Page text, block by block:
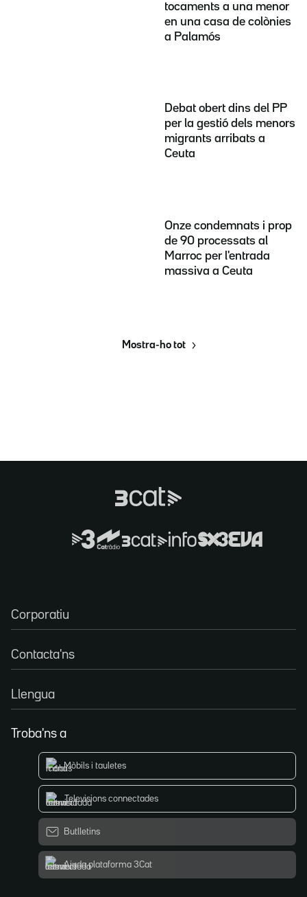
tocaments a una menor
en una casa de colònies
a Palamós
Debat obert dins del PP
per la gestió dels menors
migrants arribats a
Ceuta
Onze condemnats i prop
de 90 processats al
Marroc per l'entrada
massiva a Ceuta
Mostra-ho tot
Corporatiu
Contacta'ns
Llengua
Troba'ns a
Mòbils i tauletes
Televisions connectades
Butlletins
Ajuda plataforma 3Cat